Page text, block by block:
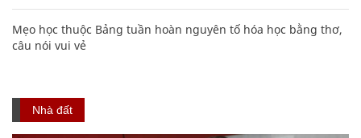
Mẹo học thuộc Bảng tuần hoàn nguyên tố hóa học bằng thơ,
câu nói vui vẻ
Nhà đất